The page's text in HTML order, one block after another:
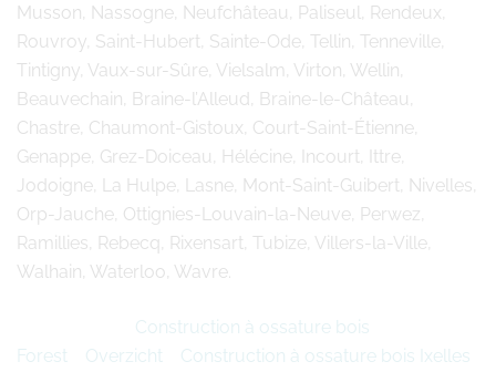
Musson, Nassogne, Neufchâteau, Paliseul, Rendeux,
Rouvroy, Saint-Hubert, Sainte-Ode, Tellin, Tenneville,
Tintigny, Vaux-sur-Sûre, Vielsalm, Virton, Wellin,
Beauvechain, Braine-l’Alleud, Braine-le-Château,
Chastre, Chaumont-Gistoux, Court-Saint-Étienne,
Genappe, Grez-Doiceau, Hélécine, Incourt, Ittre,
Jodoigne, La Hulpe, Lasne, Mont-Saint-Guibert, Nivelles,
Orp-Jauche, Ottignies-Louvain-la-Neuve, Perwez,
Ramillies, Rebecq, Rixensart, Tubize, Villers-la-Ville,
Walhain, Waterloo, Wavre.
Construction à ossature bois
Forest
Overzicht Construction à ossature bois Ixelles